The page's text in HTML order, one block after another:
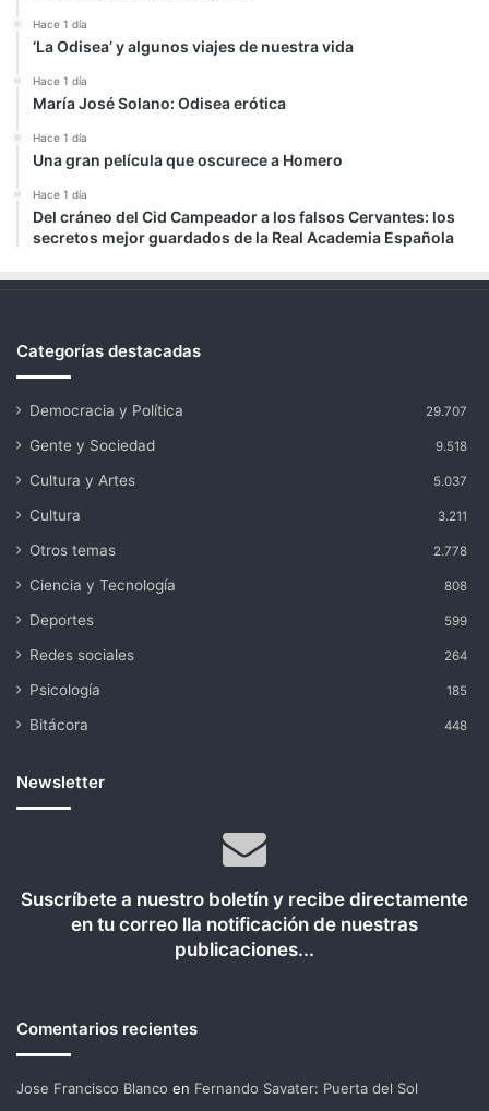
Hace 1 día
‘La Odisea’ y algunos viajes de nuestra vida
Hace 1 día
María José Solano: Odisea erótica
Hace 1 día
Una gran película que oscurece a Homero
Hace 1 día
Del cráneo del Cid Campeador a los falsos Cervantes: los
secretos mejor guardados de la Real Academia Española
Categorías destacadas
Democracia y Política 29.707
Gente y Sociedad 9.518
Cultura y Artes 5.037
Cultura 3.211
Otros temas 2.778
Ciencia y Tecnología 808
Deportes 599
Redes sociales 264
Psicología 185
Bitácora 448
Newsletter
Suscríbete a nuestro boletín y recibe directamente
en tu correo lla notificación de nuestras
publicaciones...
Comentarios recientes
Jose Francisco Blanco en Fernando Savater: Puerta del Sol